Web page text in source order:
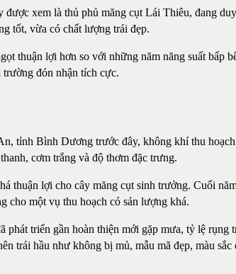
xem là thủ phủ măng cụt Lái Thiêu, đang
tốt, vừa có chất lượng trái đẹp.
thuận lợi hơn so với những năm năng suất
trường đón nhận tích cực.
tỉnh Bình Dương trước đây, không khí thu
cơm trắng và độ thơm đặc trưng.
lợi cho cây măng cụt sinh trưởng. Cuối
cho một vụ thu hoạch có sản lượng khá.
triển gần hoàn thiện mới gặp mưa, tỷ lệ
trái hầu như không bị mủ, mẫu mã đẹp, màu sắc